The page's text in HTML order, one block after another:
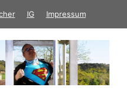
IG Impressum